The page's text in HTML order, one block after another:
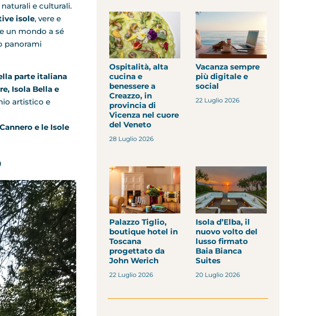
e culturali.
isole, vere e
un mondo a sé
panorami
parte italiana
Isola Bella e
artistico e
e le Isole
Ospitalità, alta
cucina e
benessere a
Creazzo, in
provincia di
Vicenza nel cuore
del Veneto
28 Luglio 2026
Vacanza sempre
più digitale e
social
22 Luglio 2026
Palazzo Tiglio,
boutique hotel in
Toscana
progettato da
John Werich
22 Luglio 2026
Isola d’Elba, il
nuovo volto del
lusso firmato
Baia Bianca
Suites
20 Luglio 2026